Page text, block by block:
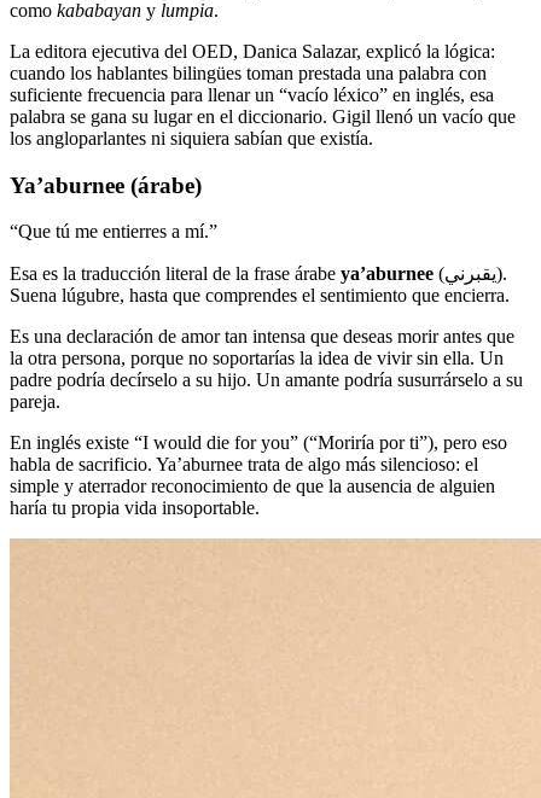
como kababayan y lumpia.
La editora ejecutiva del OED, Danica Salazar, explicó la lógica:
cuando los hablantes bilingües toman prestada una palabra con
suficiente frecuencia para llenar un “vacío léxico” en inglés, esa
palabra se gana su lugar en el diccionario. Gigil llenó un vacío que
los angloparlantes ni siquiera sabían que existía.
Ya’aburnee (árabe)
“Que tú me entierres a mí.”
Esa es la traducción literal de la frase árabe ya’aburnee (يقبرني).
Suena lúgubre, hasta que comprendes el sentimiento que encierra.
Es una declaración de amor tan intensa que deseas morir antes que
la otra persona, porque no soportarías la idea de vivir sin ella. Un
padre podría decírselo a su hijo. Un amante podría susurrárselo a su
pareja.
En inglés existe “I would die for you” (“Moriría por ti”), pero eso
habla de sacrificio. Ya’aburnee trata de algo más silencioso: el
simple y aterrador reconocimiento de que la ausencia de alguien
haría tu propia vida insoportable.